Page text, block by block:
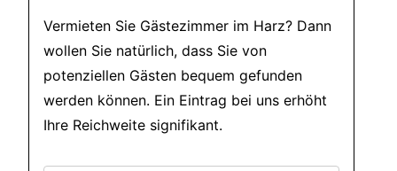
Vermieten Sie Gästezimmer im Harz? Dann
wollen Sie natürlich, dass Sie von
potenziellen Gästen bequem gefunden
werden können. Ein Eintrag bei uns erhöht
Ihre Reichweite signifikant.